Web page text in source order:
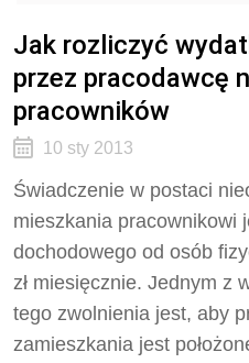
Jak rozliczyć
przez pracodawcę
pracowników
10 sty 2013
Świadczenie w postaci
mieszkania pracownikowi
dochodowego od osób
zł miesięcznie. Jednym z
tego zwolnienia jest, aby
zamieszkania jest